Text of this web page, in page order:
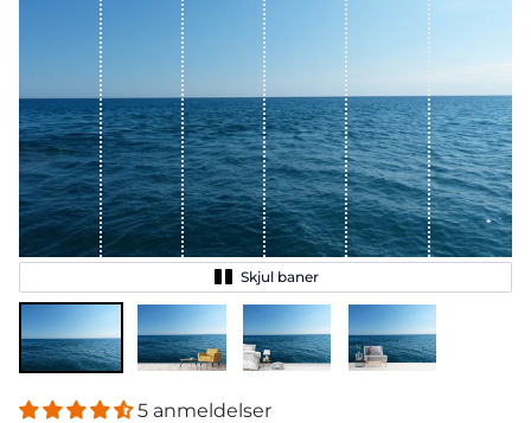
Skjul baner
5 anmeldelser